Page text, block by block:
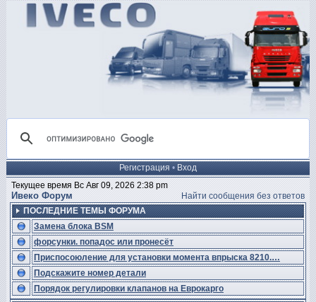
Регистрация • Вход
Текущее время Вс Авг 09, 2026 2:38 pm
Ивеко Форум
Найти сообщения без ответов
ПОСЛЕДНИЕ ТЕМЫ ФОРУМА
Замена блока BSM
форсунки. попадос или пронесёт
Приспосоюление для установки момента впрыска 8210.…
Подскажите номер детали
Порядок регулировки клапанов на Еврокарго